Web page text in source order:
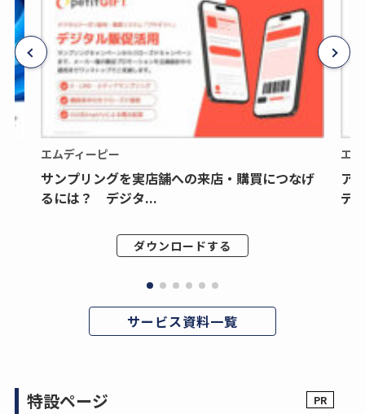
エムディーピー
サンプリングを実店舗への来店・購買につなげ
るには？ デジタ...
ダウンロードする
エ
ア
デ
サービス資料一覧
特設ページ